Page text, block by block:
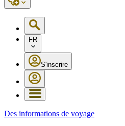
FR
S'inscrire
Des informations de voyage